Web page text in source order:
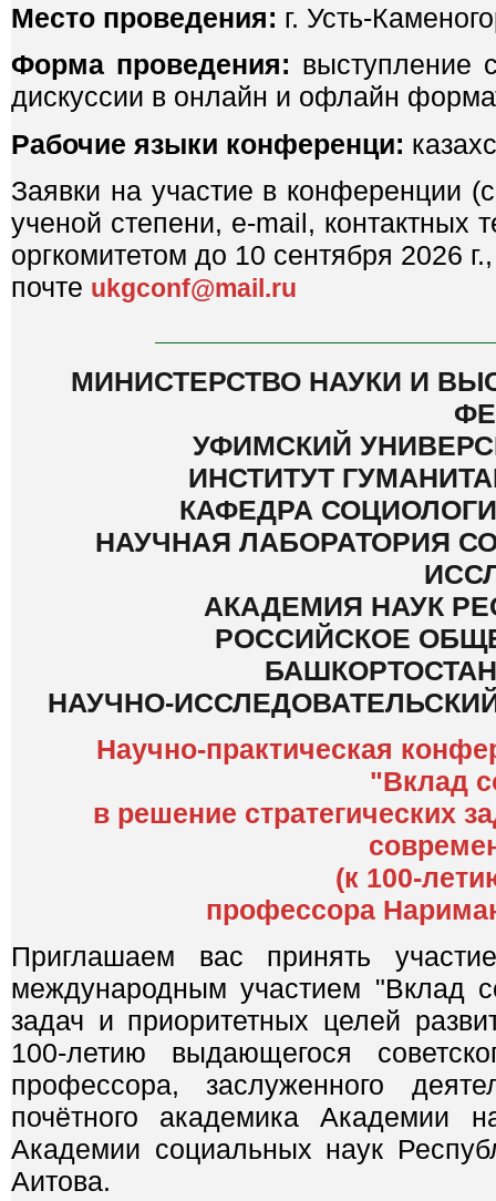
Место проведения: г. Усть-
Форма проведения: выступление
дискуссии в онлайн и офлайн
Рабочие языки конференци:
Заявки на участие в конференции
ученой степени, e-mail,
оргкомитетом до 10 сентября 2026
почте ukgconf@mail.ru
МИНИСТЕРСТВО НАУКИ И
УФИМСКИЙ
ИНСТИТУТ
КАФЕДРА
НАУЧНАЯ ЛАБОРАТОРИЯ
АКАДЕМИЯ НАУК
РОССИЙСКОЕ
НАУЧНО-
Научно-практическая
"Вклад
в решение стратегических
(к 100-
профессора
Приглашаем вас принять
международным участием "Вклад
задач и приоритетных целей
100-летию выдающегося
профессора, заслуженного
почётного академика Академии
Академии социальных наук
Аитова.